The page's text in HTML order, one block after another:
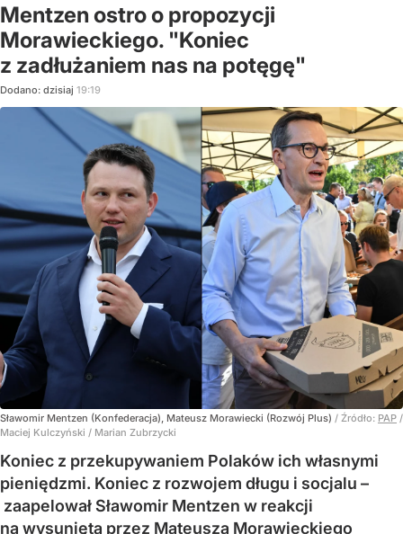
Mentzen ostro o propozycji
Morawieckiego. "Koniec
z zadłużaniem nas na potęgę"
Dodano: dzisiaj 19:19
Sławomir Mentzen (Konfederacja), Mateusz Morawiecki (Rozwój Plus) / Źródło: PAP /
Maciej Kulczyński / Marian Zubrzycki
Koniec z przekupywaniem Polaków ich własnymi
pieniędzmi. Koniec z rozwojem długu i socjalu –
zaapelował Sławomir Mentzen w reakcji
na wysuniętą przez Mateusza Morawieckiego